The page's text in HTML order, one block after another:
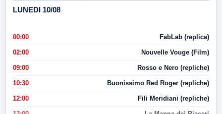
LUNEDI 10/08
00:00 FabLab (replica)
02:00 Nouvelle Vouge (Film)
09:00 Rosso e Nero (repliche)
10:30 Buonissimo Red Roger (repliche)
12:00 Fili Meridiani (repliche)